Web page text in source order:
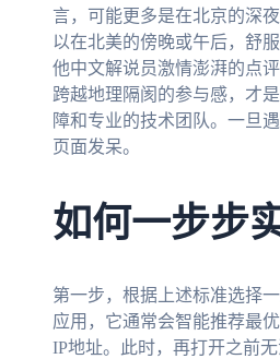
言，可能更多是在北京的深
以在北美的傍晚或午后，舒
他中文解说员激情澎湃的点
跨越地理隔阂的参与感，才
障和专业的技术团队。一旦
页面发呆。
如何一步步
第一步，根据上述标准选择
应用，它通常会智能推荐最
IP地址。此时，再打开之前